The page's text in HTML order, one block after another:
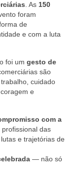
. As 150
foram
de
e com a luta
foi um gesto de
são
cuidado
e
com a
das
e trajetórias de
— não só